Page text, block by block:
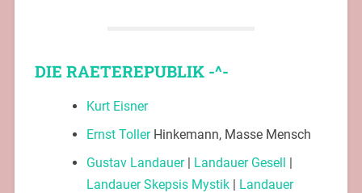
DIE RAETEREPUBLIK -^-
Kurt Eisner
Ernst TollerHinkemann, Masse Mensch
Gustav Landauer| Landauer Gesell |
Landauer Skepsis Mystik| Landauer